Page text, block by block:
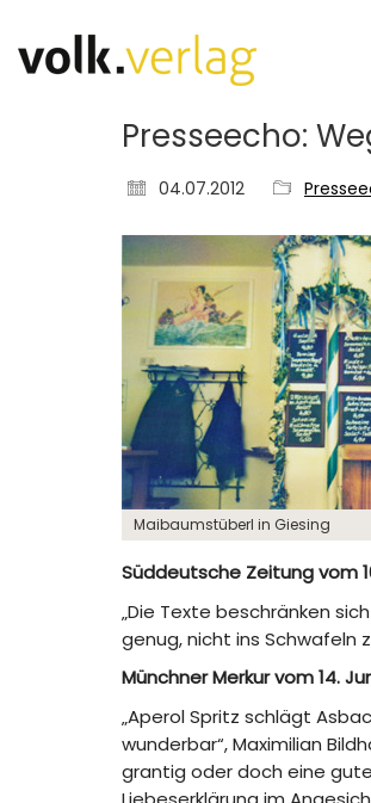
Presseecho:
04.07.2012
Maibaumstüberl in Giesing
Süddeutsche Zeitung vom
„Die Texte beschränken
genug, nicht ins Schwafeln
Münchner Merkur vom 14.
„Aperol Spritz schlägt
wunderbar“, Maximilian
grantig oder doch eine